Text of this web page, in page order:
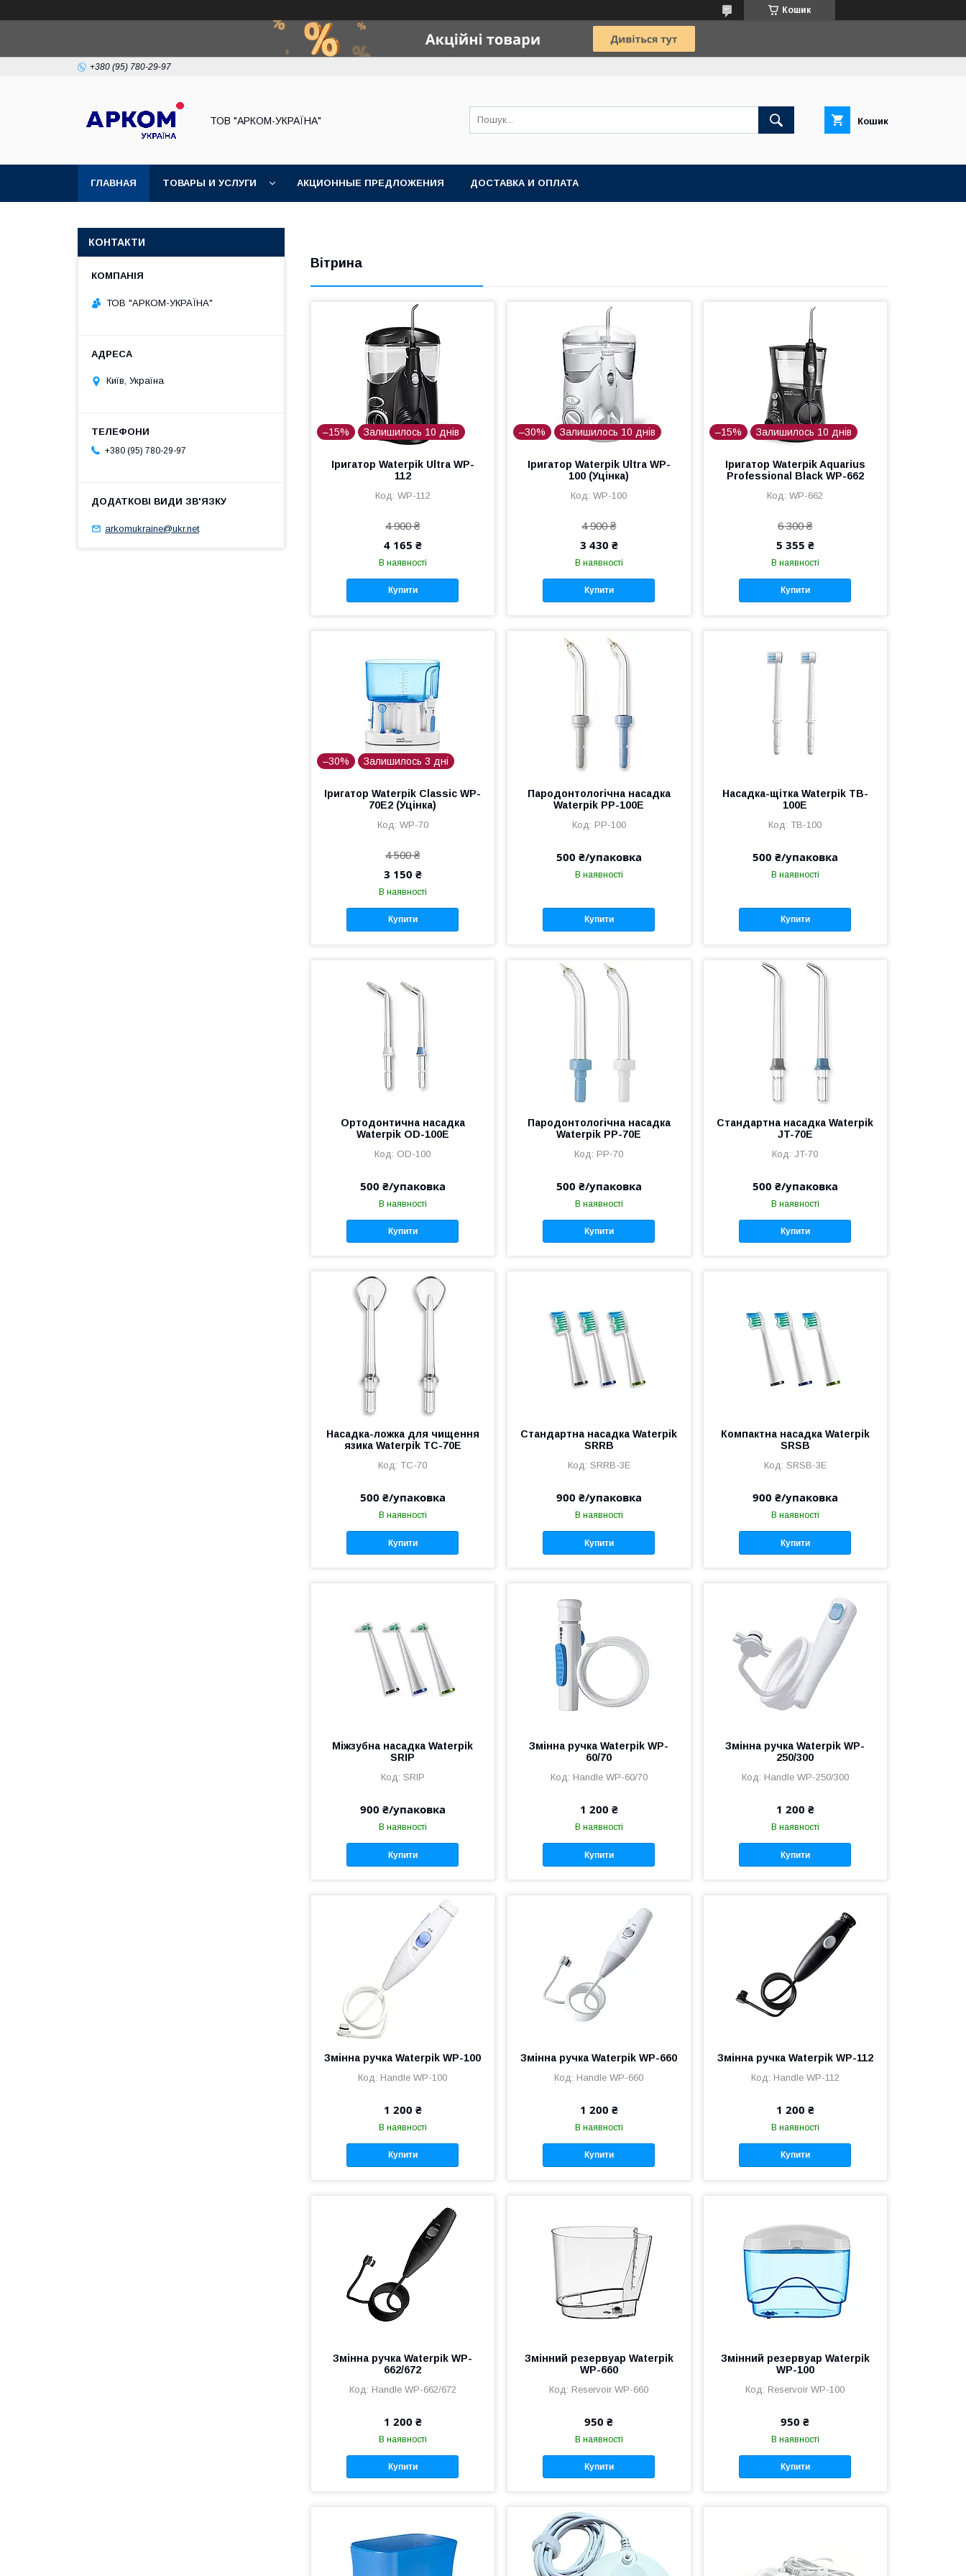
Кошик
+380 (95) 780-29-97
ТОВ "АРКОМ-УКРАЇНА" Кошик
ГЛАВНАЯ ТОВАРЫ И УСЛУГИ АКЦИОННЫЕ ПРЕДЛОЖЕНИЯ ДОСТАВКА И ОПЛАТА
Вітрина
–15% Залишилось 10 днів
Іригатор Waterpik Ultra WP-
112
WP-112
4 900 ₴
4 165 ₴
В наявності
Купити
–30% Залишилось 10 днів
Іригатор Waterpik Ultra WP-
100 (Уцінка)
WP-100
4 900 ₴
3 430 ₴
В наявності
Купити
–15% Залишилось 10 днів
Іригатор Waterpik Aquarius
Professional Black WP-662
WP-662
6 300 ₴
5 355 ₴
В наявності
Купити
–30% Залишилось 3 дні
Іригатор Waterpik Classic WP-
70Е2 (Уцінка)
WP-70
4 500 ₴
3 150 ₴
В наявності
Купити
Пародонтологічна насадка
Waterpik PP-100E
PP-100
500 ₴/упаковка
В наявності
Купити
Насадка-щітка Waterpik TB-
100E
TB-100
500 ₴/упаковка
В наявності
Купити
Ортодонтична насадка
Waterpik OD-100E
OD-100
500 ₴/упаковка
В наявності
Купити
Пародонтологічна насадка
Waterpik PP-70E
PP-70
500 ₴/упаковка
В наявності
Купити
Стандартна насадка Waterpik
JT-70E
JT-70
500 ₴/упаковка
В наявності
Купити
Насадка-ложка для чищення
язика Waterpik TC-70E
TC-70
500 ₴/упаковка
В наявності
Купити
Стандартна насадка Waterpik
SRRB
SRRB-3E
900 ₴/упаковка
В наявності
Купити
Компактна насадка Waterpik
SRSB
SRSB-3E
900 ₴/упаковка
В наявності
Купити
Міжзубна насадка Waterpik
SRIP
SRIP
900 ₴/упаковка
В наявності
Купити
Змінна ручка Waterpik WP-
60/70
Handle WP-60/70
1 200 ₴
В наявності
Купити
Змінна ручка Waterpik WP-
250/300
Handle WP-250/300
1 200 ₴
В наявності
Купити
Змінна ручка Waterpik WP-100
Handle WP-100
1 200 ₴
В наявності
Купити
Змінна ручка Waterpik WP-660
Handle WP-660
1 200 ₴
В наявності
Купити
Змінна ручка Waterpik WP-112
Handle WP-112
1 200 ₴
В наявності
Купити
Змінна ручка Waterpik WP-
662/672
Handle WP-662/672
1 200 ₴
В наявності
Купити
Змінний резервуар Waterpik
WP-660
Reservoir WP-660
950 ₴
В наявності
Купити
Змінний резервуар Waterpik
WP-100
Reservoir WP-100
950 ₴
В наявності
Купити
КОНТАКТИ
ТОВ "АРКОМ-УКРАЇНА"
Київ, Україна
+380 (95) 780-29-97
arkomukraine@ukr.net